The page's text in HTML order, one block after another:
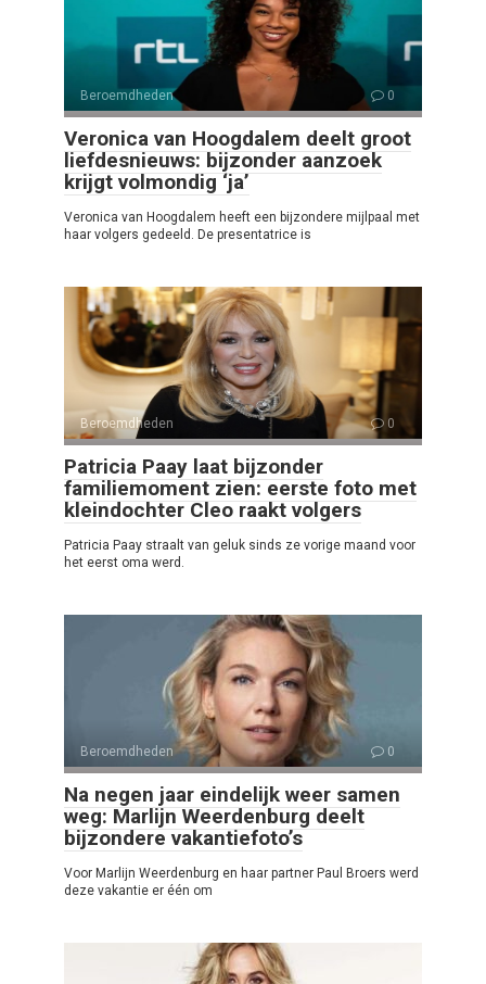
Beroemdheden 0
Veronica van Hoogdalem deelt groot
liefdesnieuws: bijzonder aanzoek
krijgt volmondig ‘ja’
Veronica van Hoogdalem heeft een bijzondere mijlpaal met
haar volgers gedeeld. De presentatrice is
Beroemdheden 0
Patricia Paay laat bijzonder
familiemoment zien: eerste foto met
kleindochter Cleo raakt volgers
Patricia Paay straalt van geluk sinds ze vorige maand voor
het eerst oma werd.
Beroemdheden 0
Na negen jaar eindelijk weer samen
weg: Marlijn Weerdenburg deelt
bijzondere vakantiefoto’s
Voor Marlijn Weerdenburg en haar partner Paul Broers werd
deze vakantie er één om